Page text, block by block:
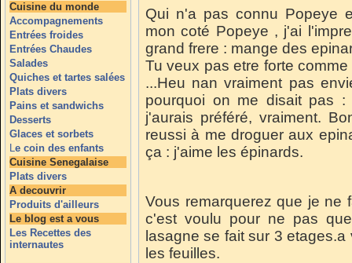
Cuisine du monde
Accompagnements
Entrées froides
Entrées Chaudes
Salades
Quiches et tartes salées
Plats divers
Pains et sandwichs
Desserts
Glaces et sorbets
Le coin des enfants
Cuisine Senegalaise
Plats divers
A decouvrir
Produits d'ailleurs
Le blog est a vous
Les Recettes des
internautes
Qui n'a pas connu Popeye
mon coté Popeye , j'ai
grand frere : mange des
Tu veux pas etre forte
...Heu nan vraiment pas
pourquoi on me disait pas
j'aurais préféré, vraiment.
reussi à me droguer aux
ça : j'aime les épinards.
Vous remarquerez que je ne
c'est voulu pour ne pas
lasagne se fait sur 3
les feuilles.